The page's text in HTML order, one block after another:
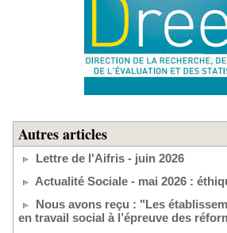
Autres articles
Lettre de l'Aifris - juin 2026
Actualité Sociale - mai 2026 :
Nous avons reçu : "Les
en travail social à l’épreuve des